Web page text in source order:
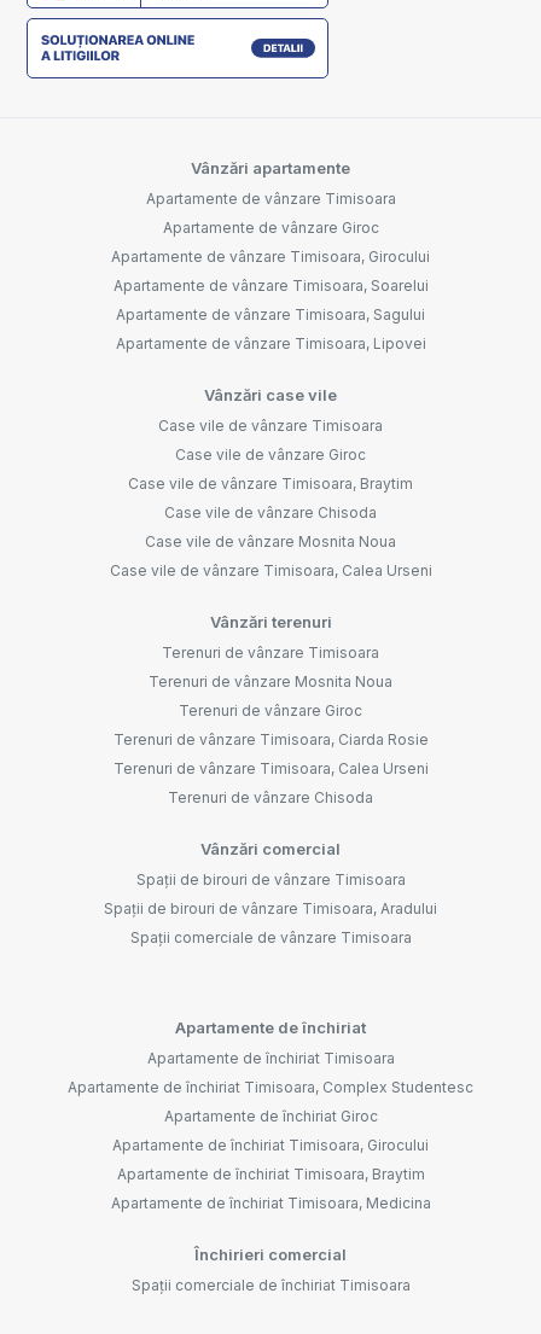
Vânzări apartamente
Apartamente de vânzare Timisoara
Apartamente de vânzare Giroc
Apartamente de vânzare Timisoara, Girocului
Apartamente de vânzare Timisoara, Soarelui
Apartamente de vânzare Timisoara, Sagului
Apartamente de vânzare Timisoara, Lipovei
Vânzări case vile
Case vile de vânzare Timisoara
Case vile de vânzare Giroc
Case vile de vânzare Timisoara, Braytim
Case vile de vânzare Chisoda
Case vile de vânzare Mosnita Noua
Case vile de vânzare Timisoara, Calea Urseni
Vânzări terenuri
Terenuri de vânzare Timisoara
Terenuri de vânzare Mosnita Noua
Terenuri de vânzare Giroc
Terenuri de vânzare Timisoara, Ciarda Rosie
Terenuri de vânzare Timisoara, Calea Urseni
Terenuri de vânzare Chisoda
Vânzări comercial
Spații de birouri de vânzare Timisoara
Spații de birouri de vânzare Timisoara, Aradului
Spații comerciale de vânzare Timisoara
Apartamente de închiriat
Apartamente de închiriat Timisoara
Apartamente de închiriat Timisoara, Complex Studentesc
Apartamente de închiriat Giroc
Apartamente de închiriat Timisoara, Girocului
Apartamente de închiriat Timisoara, Braytim
Apartamente de închiriat Timisoara, Medicina
Închirieri comercial
Spații comerciale de închiriat Timisoara